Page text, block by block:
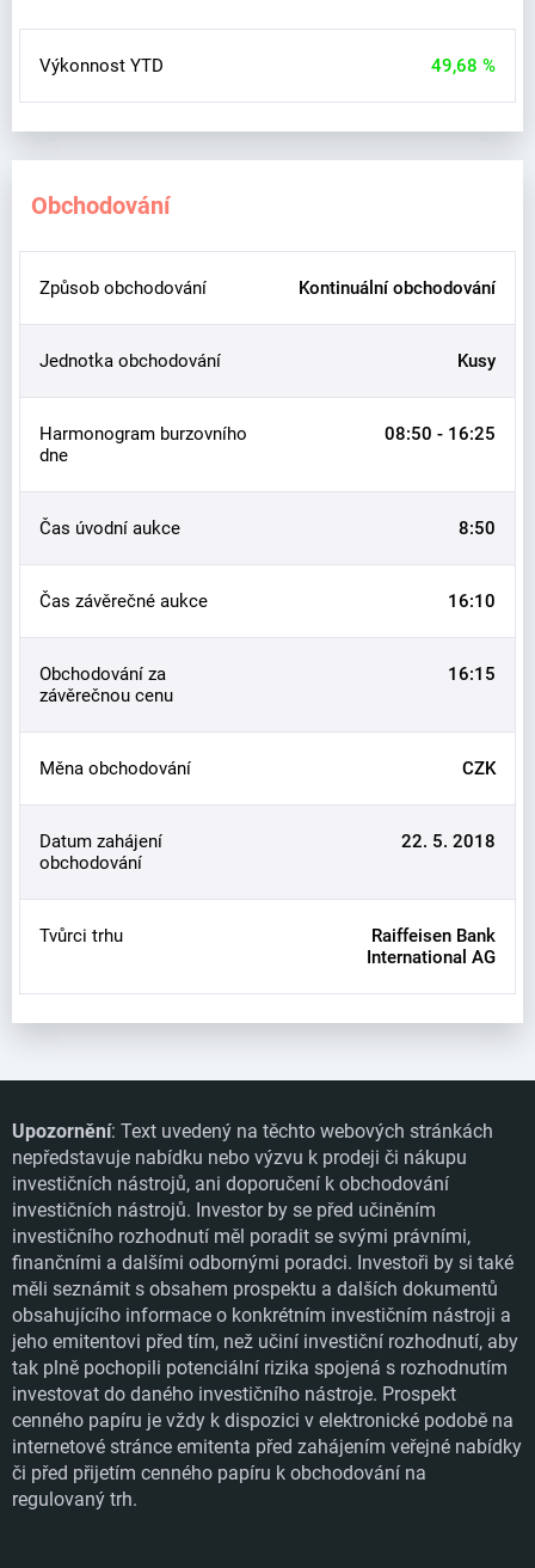
Výkonnost YTD 49,68 %
Obchodování
Způsob obchodování Kontinuální obchodování
Jednotka obchodování Kusy
Harmonogram burzovního
dne
08:50 - 16:25
Čas úvodní aukce 8:50
Čas závěrečné aukce 16:10
Obchodování za
závěrečnou cenu
16:15
Měna obchodování CZK
Datum zahájení
obchodování
22. 5. 2018
Tvůrci trhu
Raiffeisen Bank
International AG
Upozornění: Text uvedený na těchto webových stránkách
nepředstavuje nabídku nebo výzvu k prodeji či nákupu
investičních nástrojů, ani doporučení k obchodování
investičních nástrojů. Investor by se před učiněním
investičního rozhodnutí měl poradit se svými právními,
finančními a dalšími odbornými poradci. Investoři by si také
měli seznámit s obsahem prospektu a dalších dokumentů
obsahujícího informace o konkrétním investičním nástroji a
jeho emitentovi před tím, než učiní investiční rozhodnutí, aby
tak plně pochopili potenciální rizika spojená s rozhodnutím
investovat do daného investičního nástroje. Prospekt
cenného papíru je vždy k dispozici v elektronické podobě na
internetové stránce emitenta před zahájením veřejné nabídky
či před přijetím cenného papíru k obchodování na
regulovaný trh.